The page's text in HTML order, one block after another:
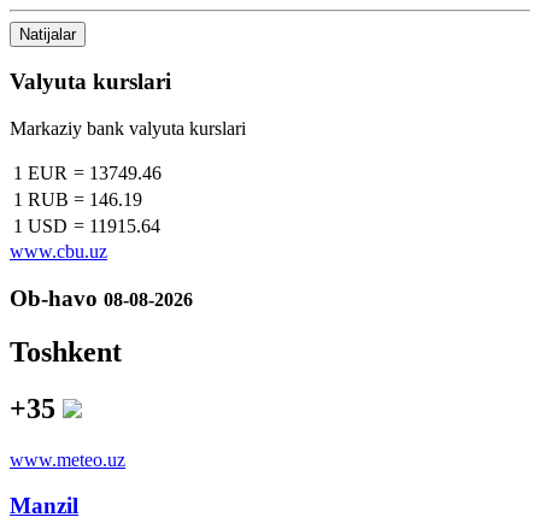
Natijalar
Valyuta kurslari
Markaziy bank valyuta kurslari
1 EUR = 13749.46
1 RUB = 146.19
1 USD = 11915.64
www.cbu.uz
Ob-havo 08-08-2026
Toshkent
+35
www.meteo.uz
Manzil